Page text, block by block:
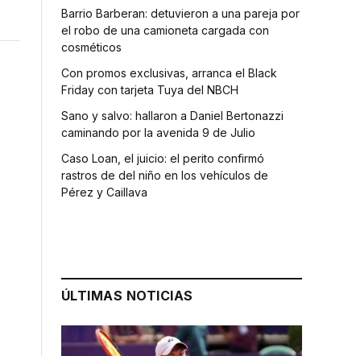
Barrio Barberan: detuvieron a una pareja por
el robo de una camioneta cargada con
cosméticos
Con promos exclusivas, arranca el Black
Friday con tarjeta Tuya del NBCH
Sano y salvo: hallaron a Daniel Bertonazzi
caminando por la avenida 9 de Julio
Caso Loan, el juicio: el perito confirmó
rastros de del niño en los vehículos de
Pérez y Caillava
ÚLTIMAS NOTICIAS